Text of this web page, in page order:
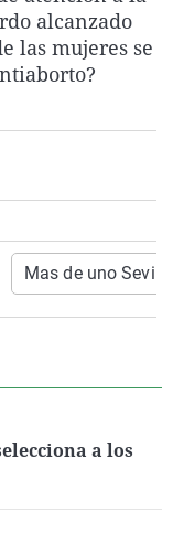
La rosa de los vientos
viajera
Caso
Viuda
Extremadura
Viralesalcanzado
las mujeres se
Mas de uno
a los